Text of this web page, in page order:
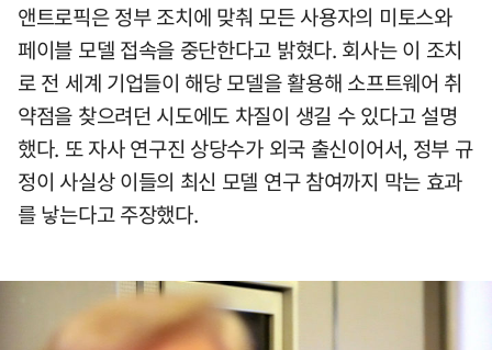
앤트로픽은 정부 조치에 맞춰 모든 사용자의 미토스와
페이블 모델 접속을 중단한다고 밝혔다. 회사는 이 조치
로 전 세계 기업들이 해당 모델을 활용해 소프트웨어 취
약점을 찾으려던 시도에도 차질이 생길 수 있다고 설명
했다. 또 자사 연구진 상당수가 외국 출신이어서, 정부 규
정이 사실상 이들의 최신 모델 연구 참여까지 막는 효과
를 낳는다고 주장했다.